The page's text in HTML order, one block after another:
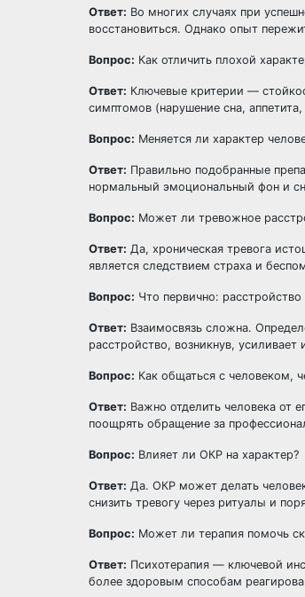
Ответ: Во многих случаях при
восстановиться. Однако опыт
Вопрос: Как отличить плохой
Ответ: Ключевые критерии —
симптомов (нарушение сна,
Вопрос: Меняется ли характер
Ответ: Правильно подобранные
нормальный эмоциональный фон и
Вопрос: Может ли тревожное
Ответ: Да, хроническая тревога
является следствием страха и
Вопрос: Что первично:
Ответ: Взаимосвязь сложна.
расстройство, возникнув,
Вопрос: Как общаться с человеком,
Ответ: Важно отделить человека от
поощрять обращение за
Вопрос: Влияет ли ОКР на характер?
Ответ: Да. ОКР может делать
снизить тревогу через ритуалы и
Вопрос: Может ли терапия помочь
Ответ: Психотерапия — ключевой
более здоровым способам